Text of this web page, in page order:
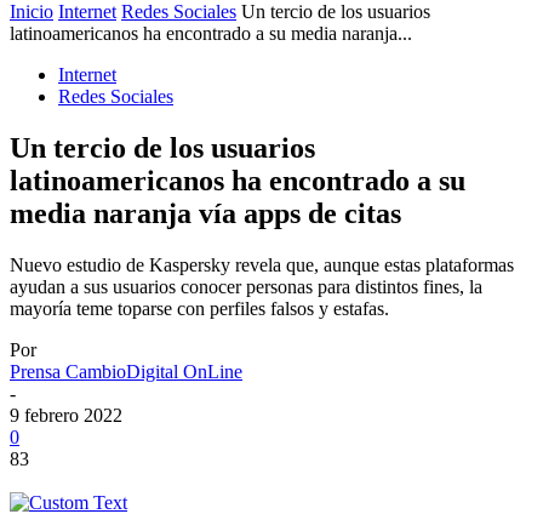
Inicio Internet Redes Sociales Un tercio de los usuarios
latinoamericanos ha encontrado a su media naranja...
Internet
Redes Sociales
Un tercio de los usuarios
latinoamericanos ha encontrado a su
media naranja vía apps de citas
Nuevo estudio de Kaspersky revela que, aunque estas plataformas
ayudan a sus usuarios conocer personas para distintos fines, la
mayoría teme toparse con perfiles falsos y estafas.
Por
Prensa CambioDigital OnLine
-
9 febrero 2022
0
83